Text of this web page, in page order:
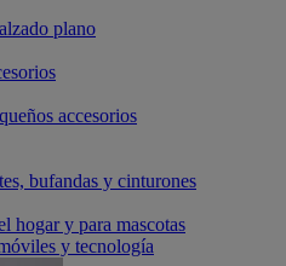
plano
accesorios
bufandas y cinturones
hogar y para mascotas
y tecnología